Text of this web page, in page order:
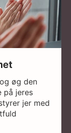
øg den
på jeres
jer med